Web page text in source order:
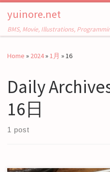
Skip to content
yuinore.net
BMS, Movie, Illustrations,
Home » 2024» 1月 » 16
Daily
16日
1 post